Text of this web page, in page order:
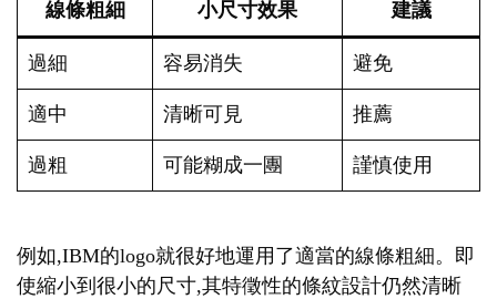
線條粗細 小尺寸效果 建議
過細 容易消失 避免
適中 清晰可見 推薦
過粗 可能糊成一團 謹慎使用
例如,IBM的logo就很好地運用了適當的線條粗細。即
使縮小到很小的尺寸,其特徵性的條紋設計仍然清晰